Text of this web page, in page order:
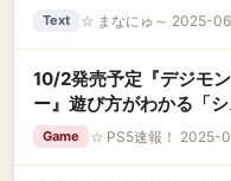
ＯＫ貰った→だが一回
Text ☆ まなにゅ～ 2025-
10/2発売予定『デジモ
ー』遊び方がわかる「
ャンプビクトリーカー
も決定
Game ☆ PS5速報！ 2025-